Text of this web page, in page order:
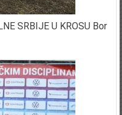
SRBIJE U KROSU Bor